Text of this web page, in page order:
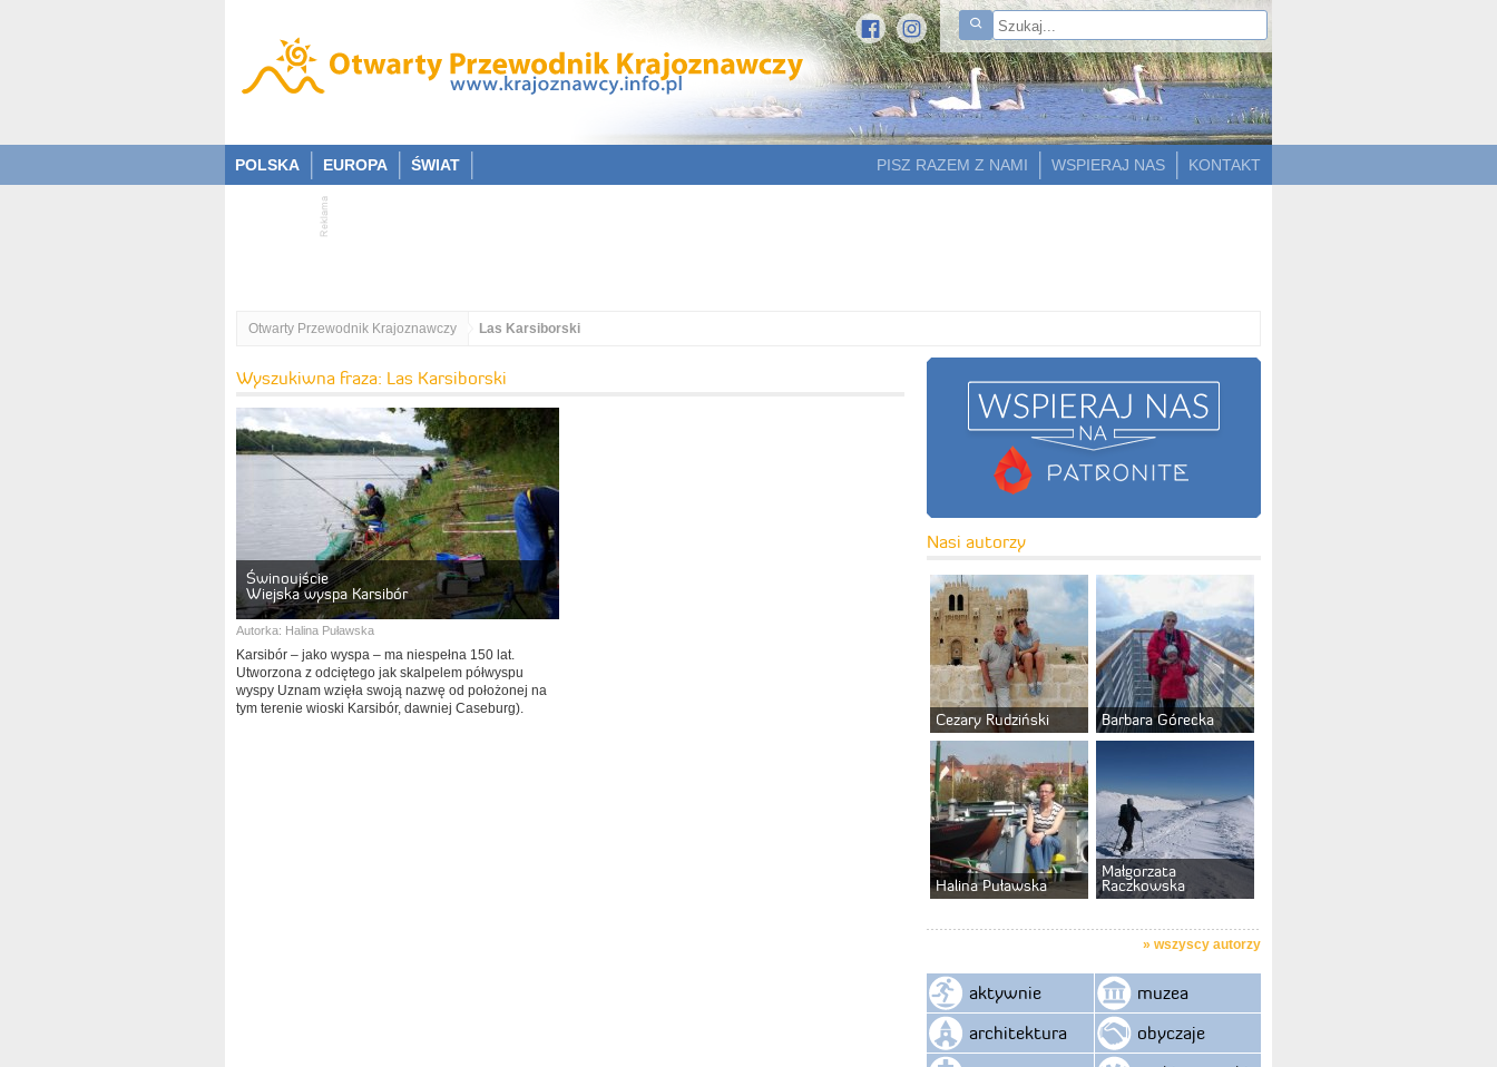
POLSKA EUROPA ŚWIAT KONTAKT
WSPIERAJ NAS
PISZ RAZEM Z NAMI
Otwarty Przewodnik Krajoznawczy Las Karsiborski
Wyszukiwna fraza: Las Karsiborski
Świnoujście
Wiejska wyspa Karsibór
Autorka: Halina Puławska
Karsibór – jako wyspa – ma niespełna 150 lat.
Utworzona z odciętego jak skalpelem półwyspu
wyspy Uznam wzięła swoją nazwę od położonej na
tym terenie wioski Karsibór, dawniej Caseburg).
Nasi autorzy
Cezary Rudziński Barbara Górecka
Halina Puławska
Małgorzata
Raczkowska
» wszyscy autorzy
aktywnie
architektura
muzea
obyczaje